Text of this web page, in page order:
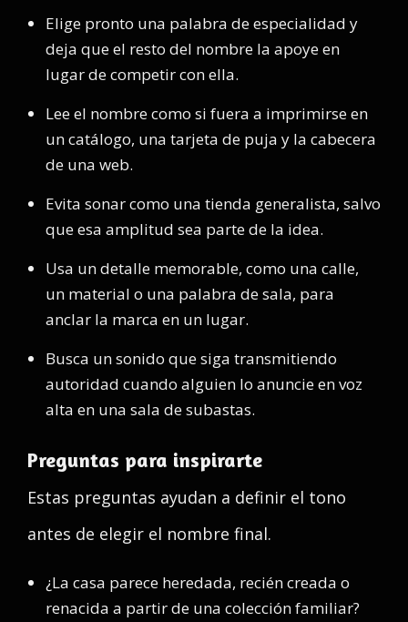
Elige pronto una palabra de especialidad y
deja que el resto del nombre la apoye en
lugar de competir con ella.
Lee el nombre como si fuera a imprimirse en
un catálogo, una tarjeta de puja y la cabecera
de una web.
Evita sonar como una tienda generalista, salvo
que esa amplitud sea parte de la idea.
Usa un detalle memorable, como una calle,
un material o una palabra de sala, para
anclar la marca en un lugar.
Busca un sonido que siga transmitiendo
autoridad cuando alguien lo anuncie en voz
alta en una sala de subastas.
Preguntas para inspirarte
Estas preguntas ayudan a definir el tono
antes de elegir el nombre final.
¿La casa parece heredada, recién creada o
renacida a partir de una colección familiar?